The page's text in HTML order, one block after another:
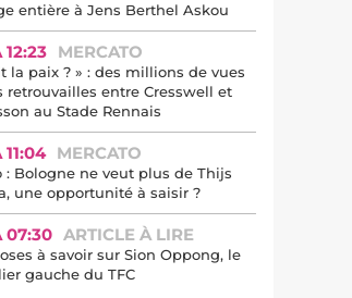
entière à Jens Berthel Askou
12:23 MERCATO
la paix ? » : des millions de vues
retrouvailles entre Cresswell et
au Stade Rennais
11:04 MERCATO
: Bologne ne veut plus de Thijs
une opportunité à saisir ?
07:30 ARTICLE À LIRE
à savoir sur Sion Oppong, le
gauche du TFC